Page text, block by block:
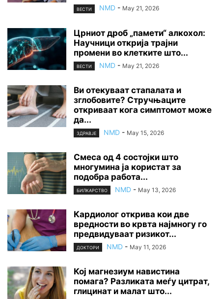
ВЕСТИ NMD - May 21, 2026
Црниот дроб „памети“ алкохол:
Научници открија трајни
промени во клетките што...
ВЕСТИ NMD - May 21, 2026
Ви отекуваат стапалата и
зглобовите? Стручњаците
откриваат кога симптомот може
да...
ЗДРАВЈЕ NMD - May 15, 2026
Смеса од 4 состојки што
многумина ја користат за
подобра работа...
БИЛКАРСТВО NMD - May 13, 2026
Кардиолог открива кои две
вредности во крвта најмногу го
предвидуваат ризикот...
ДОКТОРИ NMD - May 11, 2026
Кој магнезиум навистина
помага? Разликата меѓу цитрат,
глицинат и малат што...